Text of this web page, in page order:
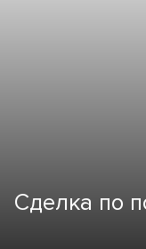
Сделка по